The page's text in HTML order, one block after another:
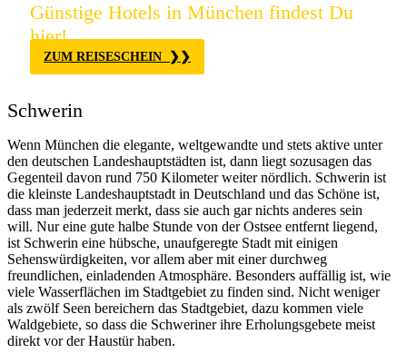
Günstige Hotels in München findest Du
hier!
ZUM REISESCHEIN
Schwerin
Wenn München die elegante, weltgewandte und stets aktive unter
den deutschen Landeshauptstädten ist, dann liegt sozusagen das
Gegenteil davon rund 750 Kilometer weiter nördlich. Schwerin ist
die kleinste Landeshauptstadt in Deutschland und das Schöne ist,
dass man jederzeit merkt, dass sie auch gar nichts anderes sein
will. Nur eine gute halbe Stunde von der Ostsee entfernt liegend,
ist Schwerin eine hübsche, unaufgeregte Stadt mit einigen
Sehenswürdigkeiten, vor allem aber mit einer durchweg
freundlichen, einladenden Atmosphäre. Besonders auffällig ist, wie
viele Wasserflächen im Stadtgebiet zu finden sind. Nicht weniger
als zwölf Seen bereichern das Stadtgebiet, dazu kommen viele
Waldgebiete, so dass die Schweriner ihre Erholungsgebete meist
direkt vor der Haustür haben.